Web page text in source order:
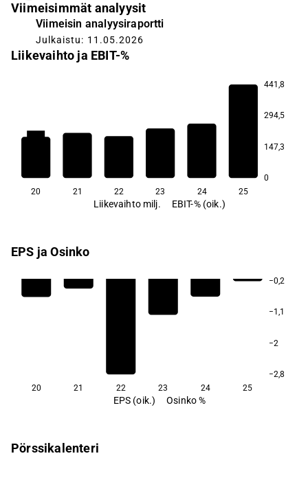
Viimeisimmät analyysit
Viimeisin analyysiraportti
Julkaistu: 11.05.2026
Liikevaihto ja EBIT-%
441,8
294,5
147,3
0
−15,6
20 21 22 23 24 25
Liikevaihto milj. EBIT-% (oik.)
EPS ja Osinko
−0,2
−1,1
−2
−2,8
20
21 22 23 24 25
EPS (oik.) Osinko %
Pörssikalenteri